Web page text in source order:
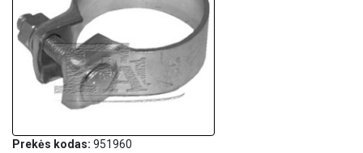
Prekės kodas: 951960